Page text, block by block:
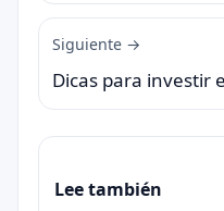
Siguiente →
Dicas para investir
Lee también